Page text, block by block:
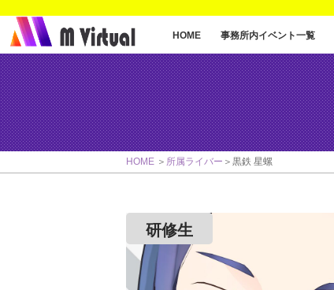
HOME 事務所内イベント一覧
HOME 所属ライバー 黒鉄 星螺
研修生